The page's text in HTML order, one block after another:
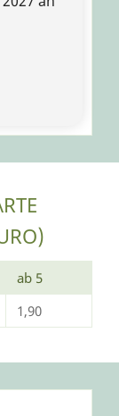
ab 5
1,90